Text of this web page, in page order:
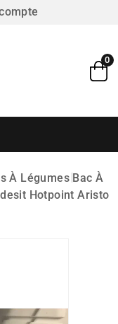
0
À Légumes Bac À
Hotpoint Aristo